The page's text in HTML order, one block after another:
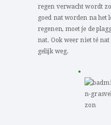
regen verwacht wordt
goed nat worden na het
regenen, moet je de
nat. Ook weer niet té
gelijk weg.